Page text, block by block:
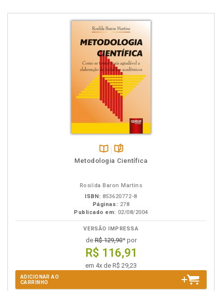
Disponível
páginas
Metodologia Científica
Rosilda Baron Martins
ISBN: 853620772-8
Páginas: 278
Publicado em: 02/08/2004
VERSÃO IMPRESSA
deR$ 129,90* por
R$ 116,91
em 4x de R$ 29,23
ADICIONAR AO
CARRINHO